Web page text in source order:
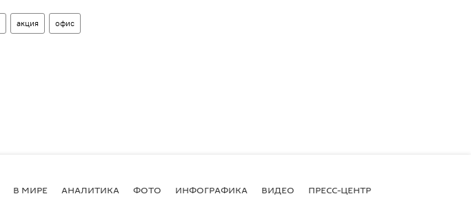
акция офис
В МИРЕ АНАЛИТИКА ФОТО ИНФОГРАФИКА ВИДЕО ПРЕСС-ЦЕНТР